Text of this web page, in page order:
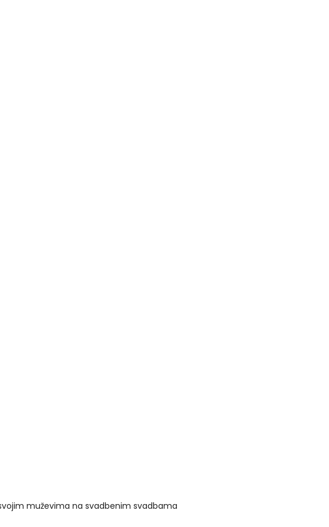
muževima na svadbenim svadbama